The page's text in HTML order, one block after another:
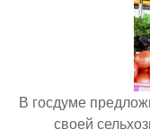
В госдуме
своей